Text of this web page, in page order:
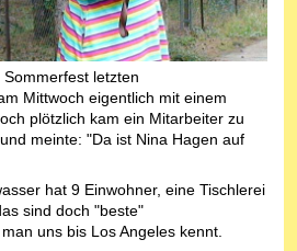
letzten
Mittwoch eigentlich mit einem
plötzlich kam ein Mitarbeiter zu
meinte: "Da ist Nina Hagen auf
hat 9 Einwohner, eine Tischlerei
sind doch "beste"
uns bis Los Angeles kennt.